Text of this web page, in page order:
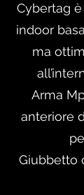
Cybertag
indoor
ma
Arma
anteriore
Giubbetto